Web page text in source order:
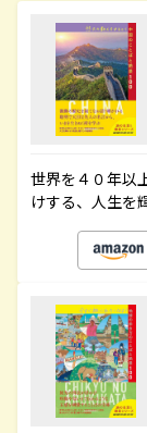
世界を４０年以
けする、人生を